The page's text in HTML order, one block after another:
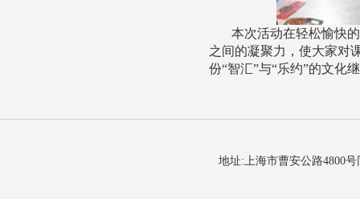
本次活动在轻松愉快
之间的凝聚力，使大家对
份“智汇”与“乐约”的文化
地址:上海市曹安公路4800